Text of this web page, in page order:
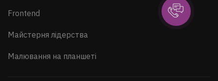
Frontend
Майстерня лідерства
Малювання на планшеті